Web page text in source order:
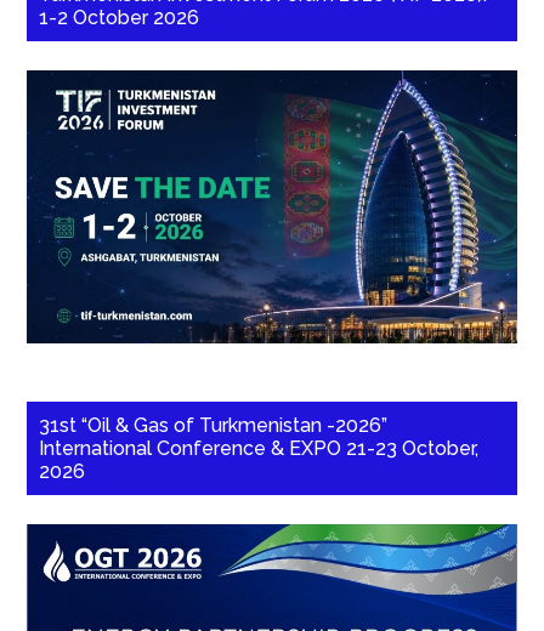
1-2 October 2026
31st “Oil & Gas of Turkmenistan -2026”
International Conference & EXPO 21-23 October,
2026